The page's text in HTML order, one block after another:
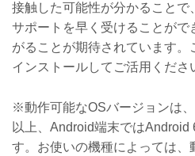
接触した可能性が分かること
サポートを早く受けることがで
がることが期待されています
インストールしてご活用くださ
※動作可能なOSバージョンは
以上、Android端末ではAndroid
す。お使いの機種によっては、